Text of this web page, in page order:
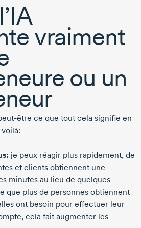
vraiment
ou un
être ce que tout cela signifie en
je peux réagir plus rapidement, de
et clients obtiennent une
minutes au lieu de quelques
que plus de personnes obtiennent
ont besoin pour effectuer leur
cela fait augmenter les